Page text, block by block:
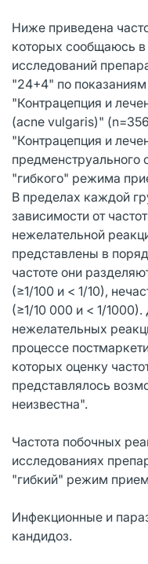
Ниже приведена
которых сообщаюсь в
исследований
"24+4" по
"Контрацепция и
(acne vulgaris)"
"Контрацепция и
"гибкого" режима
В пределах каждой
зависимости от
нежелательной
представлены в
частоте они
(≥1/100 и < 1/10),
(≥1/10 000 и < 1/
нежелательных
процессе
которых оценку
представлялось
неизвестна".
Частота побочных
исследованиях
"гибкий" режим
Инфекционные и
кандидоз.